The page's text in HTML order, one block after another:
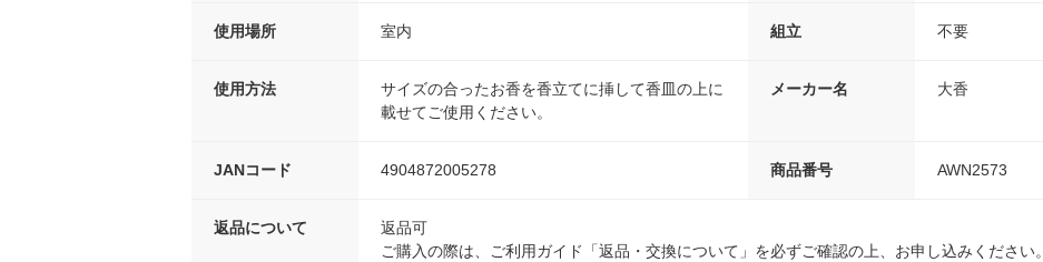
使用場所 室内 組立 不要
使用方法
サイズの合ったお香を香立てに挿して香皿の上に
載せてご使用ください。
メーカー名 大香
JANコード 4904872005278 商品番号 AWN2573
返品について
返品可
ご購入の際は、ご利用ガイド「返品・交換について」を必ずご確認の上、お申し込みください。